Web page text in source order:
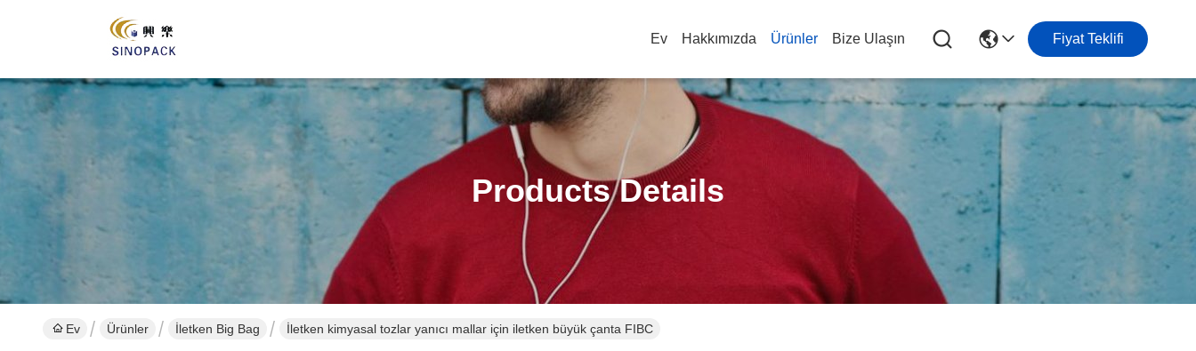
Ev Hakkımızda Ürünler Bize Ulaşın Fiyat Teklifi
Products Details
Ev Ürünler İletken Big Bag İletken kimyasal tozlar yanıcı mallar için iletken büyük çanta FIBC